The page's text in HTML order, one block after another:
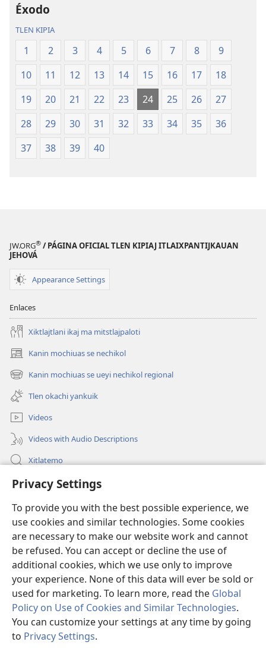
Privacy Settings
To provide you with the best possible experience, we
use cookies and similar technologies. Some cookies
are necessary to make our website work and cannot
be refused. You can accept or decline the use of
additional cookies, which we use only to improve
your experience. None of this data will ever be sold or
used for marketing. To learn more, read the Global
Policy on Use of Cookies and Similar Technologies.
You can customize your settings at any time by going
to Privacy Settings.
Éxodo
TLEN KIPIA
1 2 3 4 5 6 7 8
9
10
11 12 13 14 15 16 17
18
19
20 21 22 23 24 25 26
27
28
29 30 31 32 33 34 35
36
37
38 39 40
JW.ORG® / PÁGINA OFICIAL TLEN KIPIAJ ITLAIXPANTIJKAUAN
JEHOVÁ
Appearance Settings
Enlaces
Xiktlajtlani ikaj ma mitstlajpaloti
Kanin mochiuas se nechikol
(xiktlapo
okse
ventana)
Kanin mochiuas se ueyi nechikol regional
(xiktlapo
okse
ventana)
Tlen okachi yankuik
Videos
Videos with Audio Descriptions
Xitlatemo
Tlapaleuilistli
Donaciones
(xiktlapo
okse
ventana)AMATLAJKUILOLMEJ ITECH INTERNET Watchtower™
(xiktlapo
okse
JW Hub ®
(xiktlapo
okse
ventana)
Copyright© 2026 Watch Tower Bible and Tract Society of Pennsylvania.
TLA TIKTEKITILTIS |AMO IKAJ UELIS KITAS